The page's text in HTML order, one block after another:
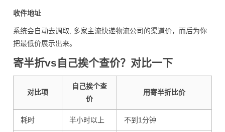
收件地址
系统会自动去调取, 多家主流快递物流公司的渠道价，而后为你
把最低价展示出来。
寄半折vs自己挨个查价？对比一下
对比项
自己挨个查
价
用寄半折比价
耗时 半小时以上 不到1分钟